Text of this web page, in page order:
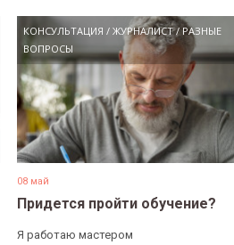
КОНСУЛЬТАЦИЯ /ЖУРНАЛИСТ/ РАЗНЫЕ
ВОПРОСЫ
08 май
Придется пройти обучение?
Я работаю мастером